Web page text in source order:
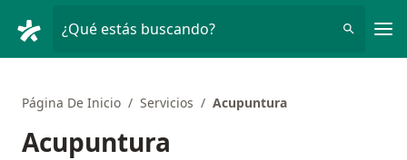
¿Qué estás buscando?
Página De Inicio Servicios Acupuntura
Acupuntura